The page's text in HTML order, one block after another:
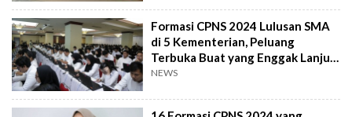
Formasi CPNS 2024 Lulusan SMA
di 5 Kementerian, Peluang
Terbuka Buat yang Enggak Lanjut
Kuliah
NEWS